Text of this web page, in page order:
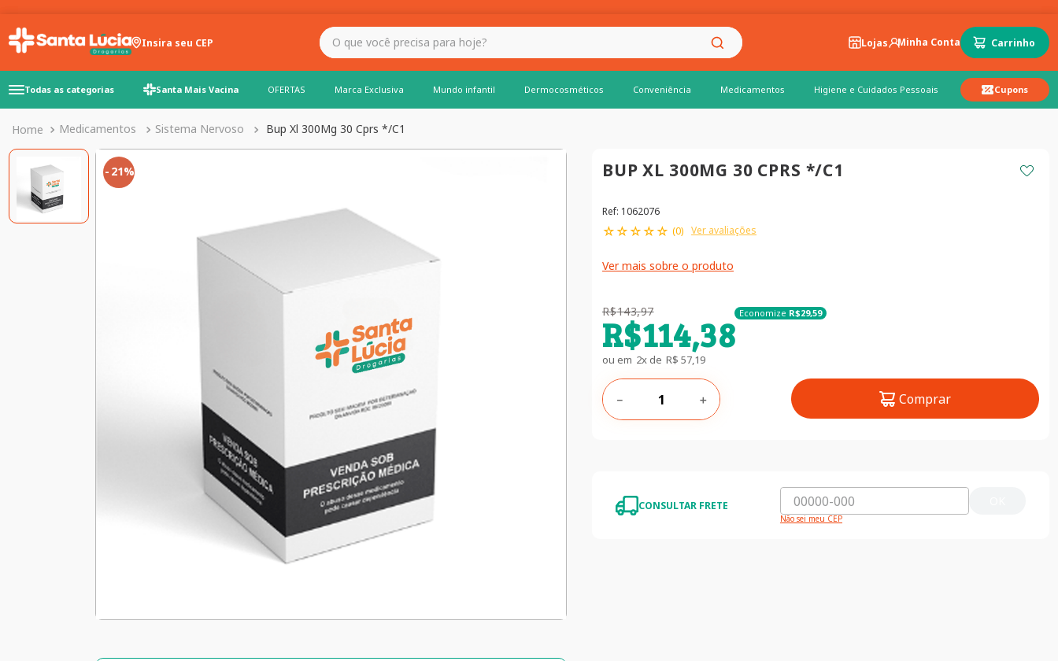
Insira seu CEP
O que você precisa para hoje?
Lojas
Todas as categorias Santa Mais Vacina OFERTAS Marca Exclusiva Mundo infantil Dermocosméticos Conveniência Medicamentos Higiene e Cuidados Pessoais Cupons
Medicamentos Sistema Nervoso Bup Xl 300Mg 30 Cprs */C1
21% BUP XL 300MG 30 CPRS */C1
Ref: 1062076
☆☆☆☆☆ (0) Ver avaliações
Ver mais sobre o produto
R$143,97 Economize R$29,59
R$114,38
ou em 2x de R$ 57,19
＋
－ Comprar
CONSULTAR FRETE
Não sei meu CEP